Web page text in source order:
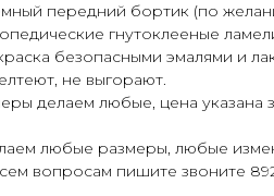
передний бортик (по
гнутоклееные
безопасными эмалями и
не выгорают.
делаем любые, цена указана
любые размеры, любые
вопросам пишите звоните